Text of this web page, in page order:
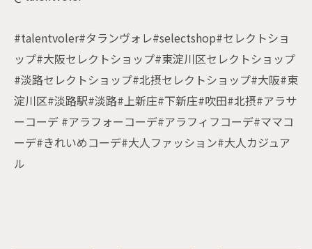
#talentvoler#タランヴォレ#selectshop#セレクトショ
ップ#大阪セレクトショップ#東淀川区セレクトショップ
#淡路セレクトショップ#北摂セレクトショップ#大阪#東
淀川区#淡路駅#淡路#上新庄#下新庄#吹田#北摂#アラサ
ーコーデ #アラフォーコーデ#アラフィフコーデ#ママコ
ーデ#きれいめコーデ#大人ファッション#大人カジュア
ル